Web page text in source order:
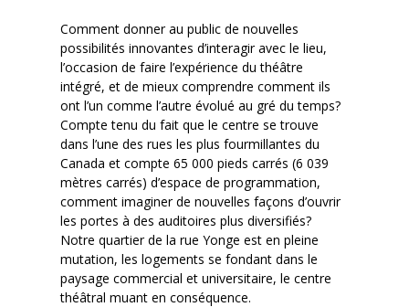
Comment donner au public de nouvelles
possibilités innovantes d’interagir avec le lieu,
l’occasion de faire l’expérience du théâtre
intégré, et de mieux comprendre comment ils
ont l’un comme l’autre évolué au gré du temps?
Compte tenu du fait que le centre se trouve
dans l’une des rues les plus fourmillantes du
Canada et compte 65 000 pieds carrés (6 039
mètres carrés) d’espace de programmation,
comment imaginer de nouvelles façons d’ouvrir
les portes à des auditoires plus diversifiés?
Notre quartier de la rue Yonge est en pleine
mutation, les logements se fondant dans le
paysage commercial et universitaire, le centre
théâtral muant en conséquence.